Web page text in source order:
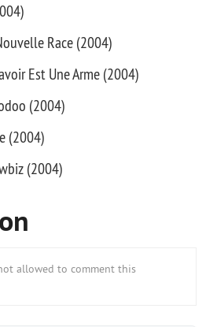
Race (2004)
Est Une Arme (2004)
(2004)
(2004)
(2004)
allowed to comment this